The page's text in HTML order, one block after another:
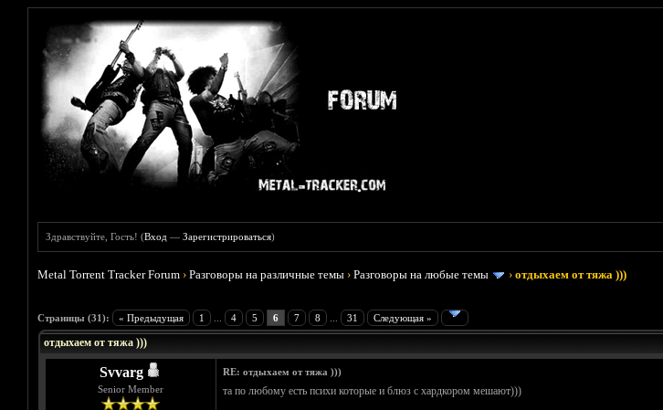
Здравствуйте, Гость! (Вход —Зарегистрироваться)
Metal Torrent Tracker Forum ›Разговоры на различные темы ›Разговоры на любые темы ›отдыхаем от тяжа )))
Страницы (31): « Предыдущая 1 4 5 6 7 8 31 Следующая »
Голосов: 5 - Средняя оценка: 4.6
1
2
3
4
5
отдыхаем от тяжа )))
Svvarg
Senior Member
RE: отдыхаем от тяжа )))
та по любому есть психи которые и блюз с хардкором мешают)))